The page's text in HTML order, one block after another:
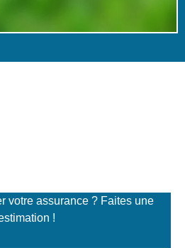
votre assurance ? Faites une
!